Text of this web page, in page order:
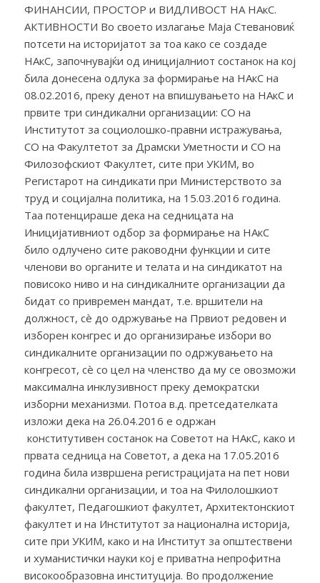
ФИНАНСИИ, ПРОСТОР и ВИДЛИВОСТ НА НАкС.
АКТИВНОСТИ Во своето излагање Маја Стевановиќ
потсети на историјатот за тоа како се создаде
НАкС, започнувајќи од иницијалниот состанок на кој
била донесена одлука за формирање на НАкС на
08.02.2016, преку денот на впишувањето на НАкС и
првите три синдикални организации: СО на
Институтот за социолошко-правни истражувања,
СО на Факултетот за Драмски Уметности и СО на
Филозофскиот Факултет, сите при УКИМ, во
Регистарот на синдикати при Министерството за
труд и социјална политика, на 15.03.2016 година.
Таа потенцираше дека на седницата на
Иницијативниот одбор за формирање на НАкС
било одлучено сите раководни функции и сите
членови во органите и телата и на синдикатот на
повисоко ниво и на синдикалните организации да
бидат со привремен мандат, т.е. вршители на
должност, сè до одржување на Првиот редовен и
изборен конгрес и до организирање избори во
синдикалните организации по одржувањето на
конгресот, сè со цел на членство да му се овозможи
максимална инклузивност преку демократски
изборни механизми. Потоа в.д. претседателката
изложи дека на 26.04.2016 е одржан
конститутивен состанок на Советот на НАкС, како и
првата седница на Советот, а дека на 17.05.2016
година била извршена регистрацијата на пет нови
синдикални организации, и тоа на Филолошкиот
факултет, Педагошкиот факултет, Архитектонскиот
факултет и на Институтот за национална историја,
сите при УКИМ, како и на Институт за општествени
и хуманистички науки кој е приватна непрофитна
високообразовна институција. Во продолжение